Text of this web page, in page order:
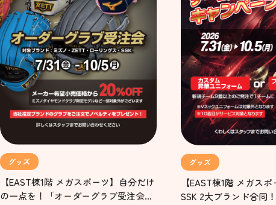
グッズ
【EAST棟1階 メガスポーツ】自分だけ
の一点を！「オーダーグラブ受注会」
グッズ
【EAST棟1階 メガス
SSK 2大ブランド合同